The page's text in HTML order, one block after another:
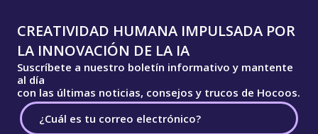
CREATIVIDAD HUMANA IMPULSADA POR
LA INNOVACIÓN DE LA IA
Suscríbete a nuestro boletín informativo y mantente
al día
con las últimas noticias, consejos y trucos de Hocoos.